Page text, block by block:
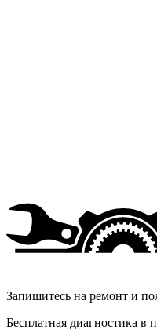
Запишитесь на ремонт и
Бесплатная диагностика в